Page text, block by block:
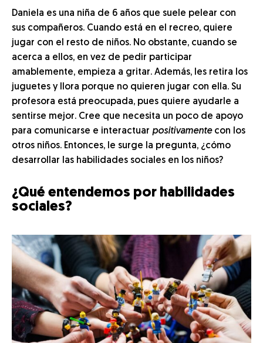
Daniela es una niña de 6 años que suele pelear con
sus compañeros. Cuando está en el recreo, quiere
jugar con el resto de niños. No obstante, cuando se
acerca a ellos, en vez de pedir participar
amablemente, empieza a gritar. Además, les retira los
juguetes y llora porque no quieren jugar con ella. Su
profesora está preocupada, pues quiere ayudarle a
sentirse mejor. Cree que necesita un poco de apoyo
para comunicarse e interactuar positivamentecon los
otros niños. Entonces, le surge la pregunta, ¿cómo
desarrollar las habilidades sociales en los niños?
¿Qué entendemos por habilidades
sociales?